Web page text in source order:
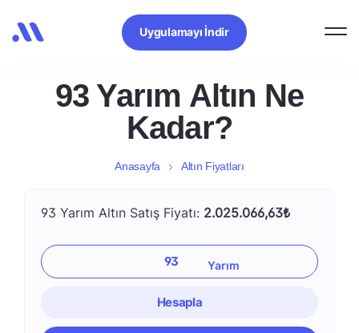
Uygulamayı İndir
93 Yarım Altın Ne
Kadar?
Anasayfa Altın Fiyatları
93 Yarım Altın Satış Fiyatı: 2.025.066,63₺
Hesapla